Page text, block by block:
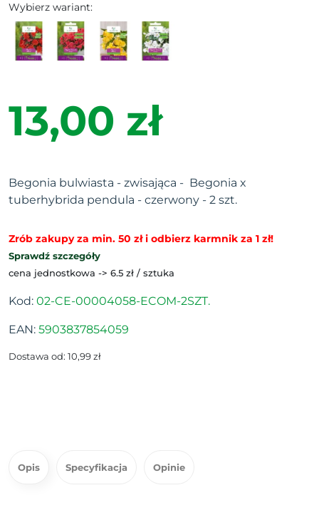
Wybierz wariant:
13,00 zł
Begonia bulwiasta - zwisająca - Begonia x
tuberhybrida pendula - czerwony - 2 szt.
Zrób zakupy za min. 50 zł i odbierz karmnik za 1 zł!
Sprawdź szczegóły
cena jednostkowa -> 6.5 zł / sztuka
Kod: 02-CE-00004058-ECOM-2SZT.
EAN: 5903837854059
Dostawa od: 10,99 zł
Opis Specyfikacja Opinie